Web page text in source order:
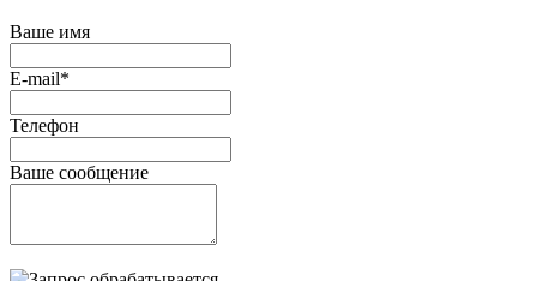
Ваше имя
E-mail*
Телефон
Ваше сообщение